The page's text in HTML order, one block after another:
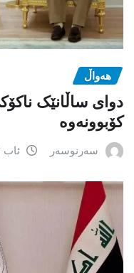
هەواڵ
دوای ساڵانێک
کۆبوونەوە
سەرنوسەر ئاب 6, 2026